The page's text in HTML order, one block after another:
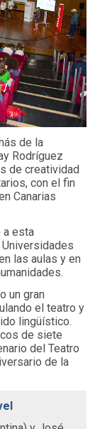
de la
Rodríguez
de creatividad
con el fin
Canarias
a esta
las aulas y en
un gran
el teatro y
lingüístico.
de siete
del Teatro
de la